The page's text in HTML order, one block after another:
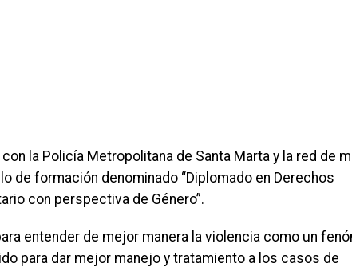
la Policía Metropolitana de Santa Marta y la red de
de formación denominado “Diplomado en Derechos
con perspectiva de Género”.
entender de mejor manera la violencia como un
para dar mejor manejo y tratamiento a los casos de